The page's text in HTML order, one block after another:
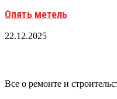
Опять метель
22.12.2025
Все о ремонте и